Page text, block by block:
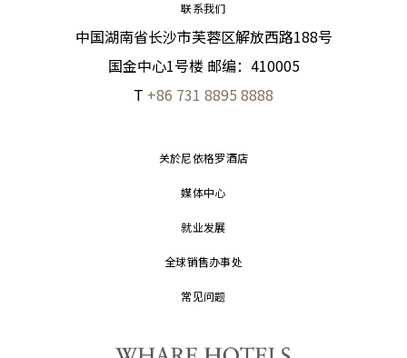
联系我们
中国湖南省长沙市芙蓉区解放西路188号
国金中心1号楼 邮编：410005
T +86 731 8895 8888
关於尼依格罗酒店
媒体中心
就业发展
全球销售办事处
常见问题